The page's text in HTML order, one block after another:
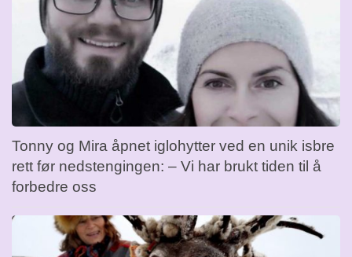
Tonny og Mira åpnet iglohytter ved en unik isbre
rett før nedstengingen: – Vi har brukt tiden til å
forbedre oss